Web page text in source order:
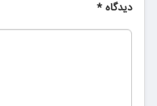
دیدگاه*